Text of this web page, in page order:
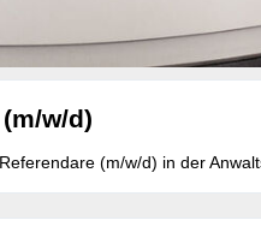
w/d)
(m/w/d) in der